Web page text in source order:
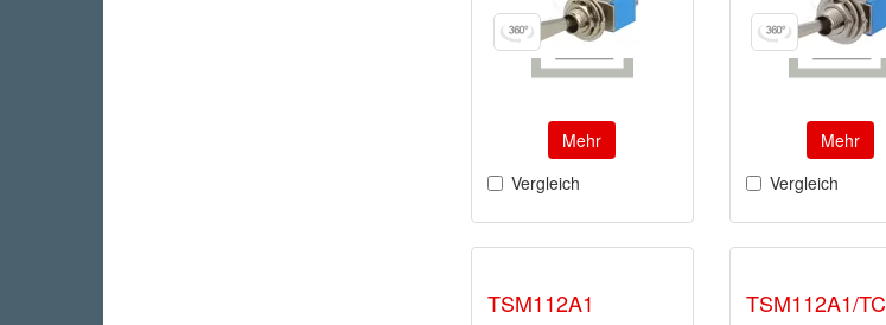
Mehr
Vergleich
Mehr
Vergleich
TSM112A1 TSM112A1/TC